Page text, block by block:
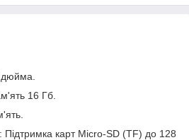
16 Гб.
карт Micro-SD (TF) до 128